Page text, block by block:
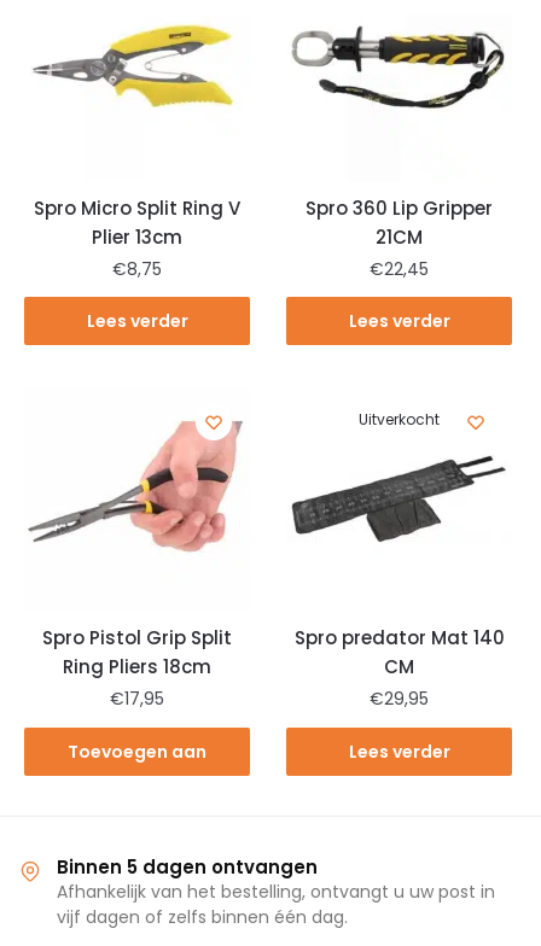
Spro Micro Split Ring V
Plier 13cm
€8,75
Lees verder
Spro 360 Lip Gripper
21CM
€22,45
Lees verder
Spro Pistol Grip Split
Ring Pliers 18cm
€17,95
Toevoegen aan
Uitverkocht
Spro predator Mat 140
CM
€29,95
Lees verder
Binnen 5 dagen ontvangen
Afhankelijk van het bestelling, ontvangt u uw post in
vijf dagen of zelfs binnen één dag.